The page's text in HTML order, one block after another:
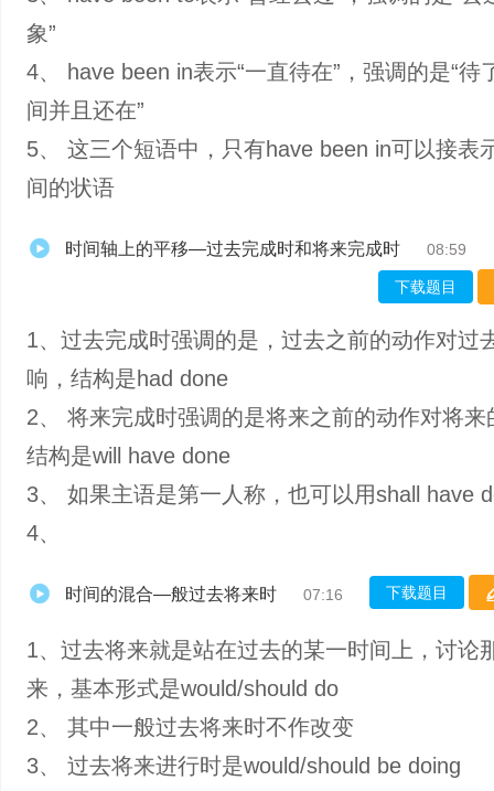
象”
4、 have been in表示“一直待在”，强调的是“待
间并且还在”
5、 这三个短语中，只有have been in可以接表
间的状语
时间轴上的平移—过去完成时和将来完成时 08:59
下载题目
1、过去完成时强调的是，过去之前的动作对过
响，结构是had done
2、 将来完成时强调的是将来之前的动作对将来
结构是will have done
3、 如果主语是第一人称，也可以用shall have
4、
时间的混合—般过去将来时 07:16 下载题目
1、过去将来就是站在过去的某一时间上，讨论
来，基本形式是would/should do
2、 其中一般过去将来时不作改变
3、 过去将来进行时是would/should be doing